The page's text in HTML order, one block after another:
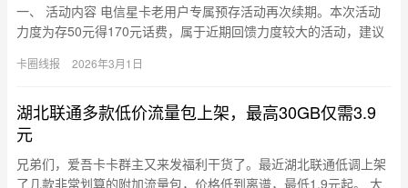
一、 活动内容 电信星卡老用户专属预存活动再次续期。本次活动
力度为存50元得170元话费，属于近期回馈力度较大的活动，建议
卡圈线报 2026年3月1日
湖北联通多款低价流量包上架，最高30GB仅需3.9
元
兄弟们，爱吾卡卡群主又来发福利干货了。最近湖北联通低调上架
了几款非常划算的附加流量包，价格低到离谱，最低1.9元起。 大